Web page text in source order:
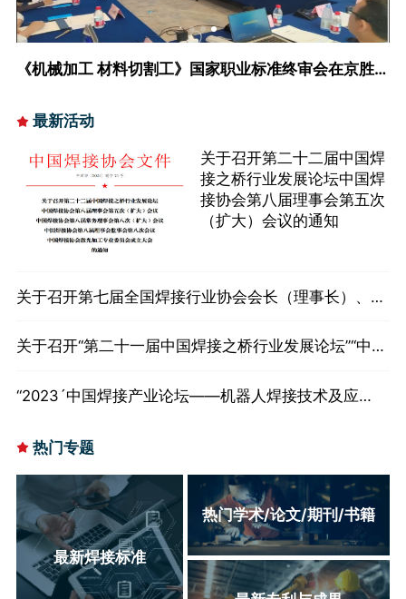
《机械加工 材料切割工》国家职业标准终审会在京胜利
最新活动
关于召开第二十二届中国焊
接之桥行业发展论坛中国焊
接协会第八届理事会第五次
（扩大）会议的通知
关于召开第七届全国焊接行业协会会长（理事长）、秘
关于召开“第二十一届中国焊接之桥行业发展论坛”“中国
“2023´中国焊接产业论坛——机器人焊接技术及应
热门专题
最新焊接标准
热门学术/论文/期刊/书籍